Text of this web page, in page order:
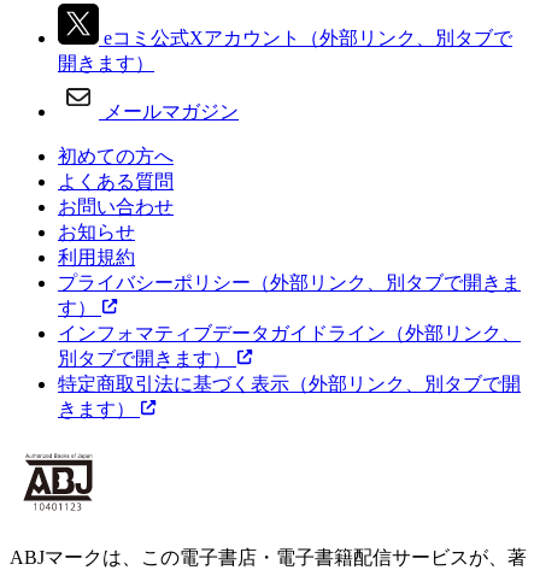
eコミ公式Xアカウント
（外部リンク、別タブで
開きます）
メールマガジン
初めての方へ
よくある質問
お問い合わせ
お知らせ
利用規約
プライバシーポリシー （外部リンク、別タブで開きま
す）
インフォマティブデータガイドライン （外部リンク、
別タブで開きます）
特定商取引法に基づく表示 （外部リンク、別タブで開
きます）
ABJマークは、この電子書店・電子書籍配信サービスが、著